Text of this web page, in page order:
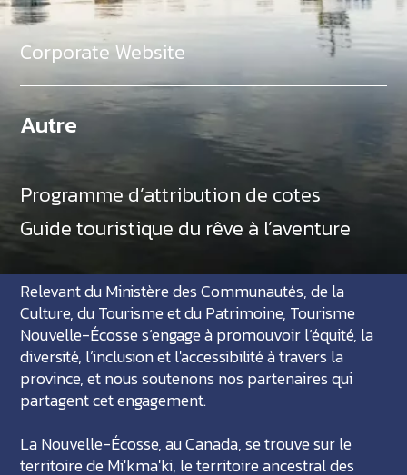
Corporate Website
Autre
Programme d’attribution de cotes
Guide touristique du rêve à l’aventure
Relevant du Ministère des Communautés, de la
Culture, du Tourisme et du Patrimoine, Tourisme
Nouvelle-Écosse s’engage à promouvoir l’équité, la
diversité, l’inclusion et l'accessibilité à travers la
province, et nous soutenons nos partenaires qui
partagent cet engagement.
La Nouvelle-Écosse, au Canada, se trouve sur le
territoire de Mi'kma'ki, le territoire ancestral des